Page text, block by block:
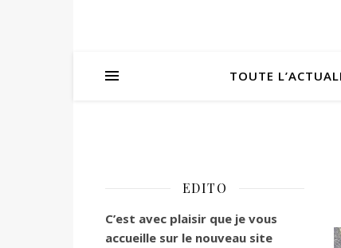
TOUTE
EDITO
C’est avec plaisir que je vous
accueille sur le nouveau site